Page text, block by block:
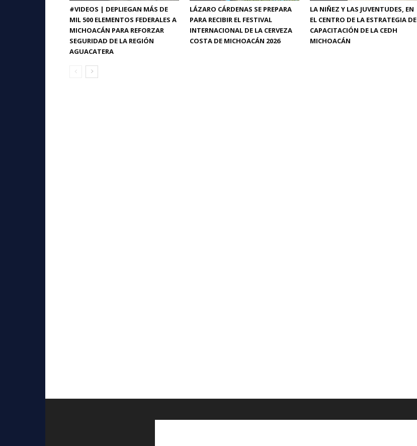
#VIDEOS | DEPLIEGAN MÁS DE
MIL 500 ELEMENTOS FEDERALES A
MICHOACÁN PARA REFORZAR
SEGURIDAD DE LA REGIÓN
AGUACATERA
LÁZARO CÁRDENAS SE PREPARA
PARA RECIBIR EL FESTIVAL
INTERNACIONAL DE LA CERVEZA
COSTA DE MICHOACÁN 2026
LA NIÑEZ Y LAS JUVENTUDES, EN
EL CENTRO DE LA ESTRATEGIA DE
CAPACITACIÓN DE LA CEDH
MICHOACÁN